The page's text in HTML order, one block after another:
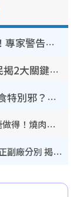
行李清潔｜車轆污糟過馬桶58倍！專家警告忌用酒精抹 教1招免污手除菌
裝修拆鐵閘隨時變賊人目標？網民揭2大關鍵用途：裝新式等於白裝？附新舊鐵閘分別
鬼門開2026｜農曆七月撞正日全食特別邪？專家警告切忌做一事！揭4大禁忌+2招保平安
鬼門開2026｜8.13鬼節禁忌 22件事唔做得！燒肉、刺身要少食？半夜勿吹口哨/打呢個電話
網傳公院改用內地/副廠藥？醫生拆解正副廠分別 揭4類人換藥隨時出事